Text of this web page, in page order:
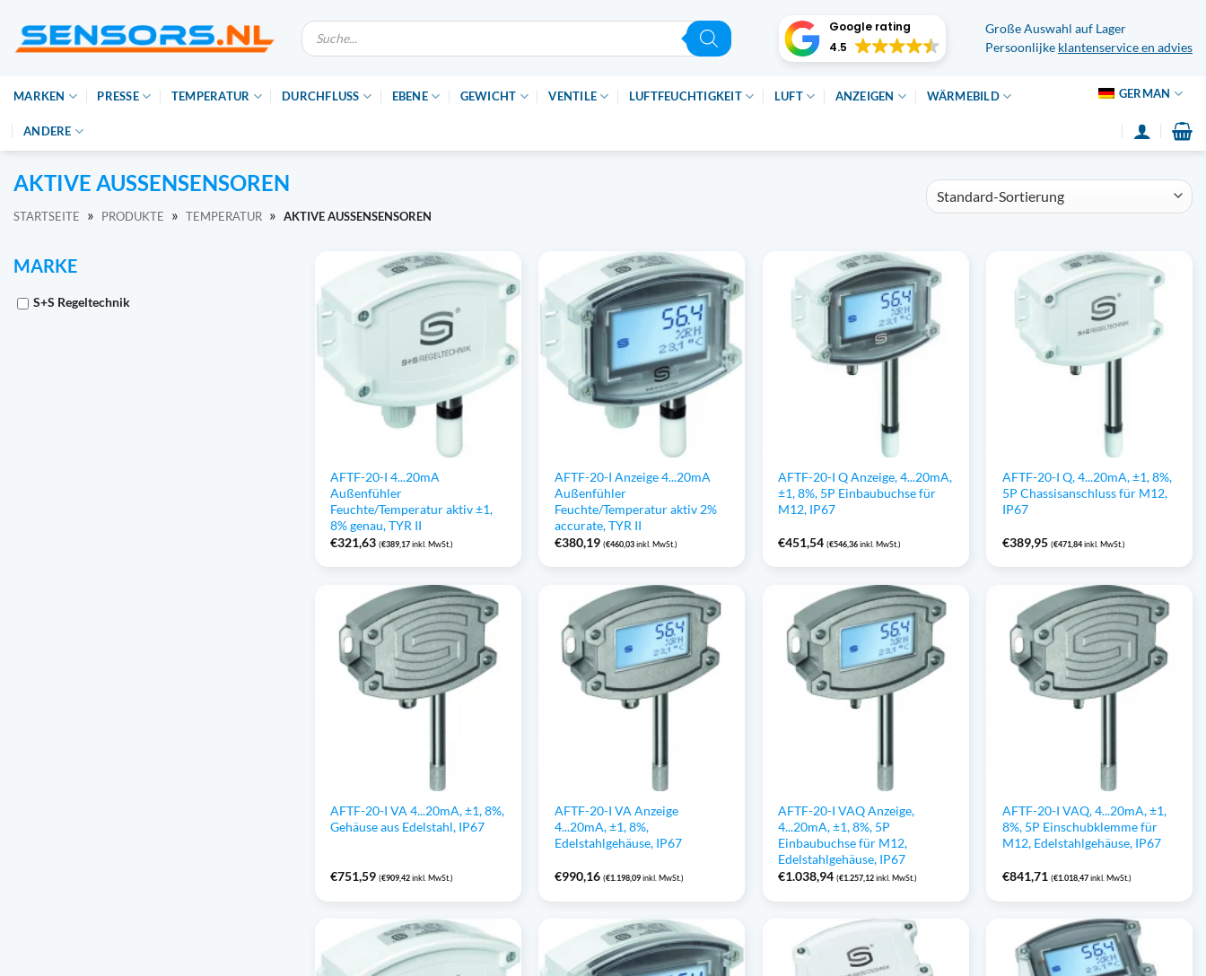
Inhalt
springen
Suche
nach
Produkten
Google rating
4.5
Große Auswahl auf Lager
Persoonlijke klantenservice en advies
MARKEN PRESSE TEMPERATUR DURCHFLUSS EBENE GEWICHT VENTILE LUFTFEUCHTIGKEIT LUFT ANZEIGEN WÄRMEBILD
ANDERE
GERMAN
AKTIVE AUSSENSENSOREN
STARTSEITE » PRODUKTE » TEMPERATUR » AKTIVE AUSSENSENSOREN
MARKE
S+S Regeltechnik
AFTF-20-I 4...20mA
Außenfühler
Feuchte/Temperatur aktiv ±1,
8% genau, TYR II
€321,63 (€389,17inkl. MwSt.)
AFTF-20-I Anzeige 4...20mA
Außenfühler
Feuchte/Temperatur aktiv 2%
accurate, TYR II
€380,19 (€460,03inkl. MwSt.)
AFTF-20-I Q Anzeige, 4...20mA,
±1, 8%, 5P Einbaubuchse für
M12, IP67
€451,54 (€546,36inkl. MwSt.)
AFTF-20-I Q, 4...20mA, ±1, 8%,
5P Chassisanschluss für M12,
IP67
€389,95 (€471,84inkl. MwSt.)
AFTF-20-I VA 4...20mA, ±1, 8%,
Gehäuse aus Edelstahl, IP67
€751,59 (€909,42inkl. MwSt.)
AFTF-20-I VA Anzeige
4...20mA, ±1, 8%,
Edelstahlgehäuse, IP67
€990,16 (€1.198,09inkl. MwSt.)
AFTF-20-I VAQ Anzeige,
4...20mA, ±1, 8%, 5P
Einbaubuchse für M12,
Edelstahlgehäuse, IP67
€1.038,94 (€1.257,12inkl. MwSt.)
AFTF-20-I VAQ, 4...20mA, ±1,
8%, 5P Einschubklemme für
M12, Edelstahlgehäuse, IP67
€841,71 (€1.018,47inkl. MwSt.)